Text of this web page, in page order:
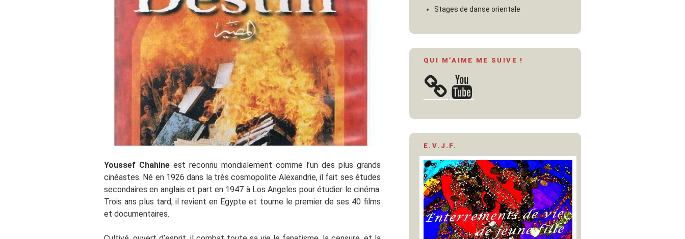
Youssef Chahine est reconnu mondialement comme l’un des plus grands
cinéastes. Né en 1926 dans la très cosmopolite Alexandrie, il fait ses études
secondaires en anglais et part en 1947 à Los Angeles pour étudier le cinéma.
Trois ans plus tard, il revient en Egypte et tourne le premier de ses 40 films
et documentaires.
Stages de danse orientale
QUI M’AIME ME SUIVE !
YouTube
E.V.J.F.